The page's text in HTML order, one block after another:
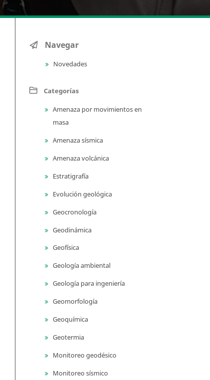
Navegar
Novedades
Categorías
Amenaza por movimientos en
masa
Amenaza sísmica
Amenaza volcánica
Estratigrafía
Evolución geológica
Geocronología
Geodinámica
Geofísica
Geología ambiental
Geología para ingeniería
Geomorfología
Geoquímica
Geotermia
Monitoreo geodésico
Monitoreo sísmico